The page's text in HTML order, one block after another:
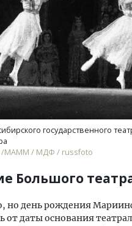
государственного
/МАММ / МДФ / russfoto
Большого
но день рождения
от даты основания